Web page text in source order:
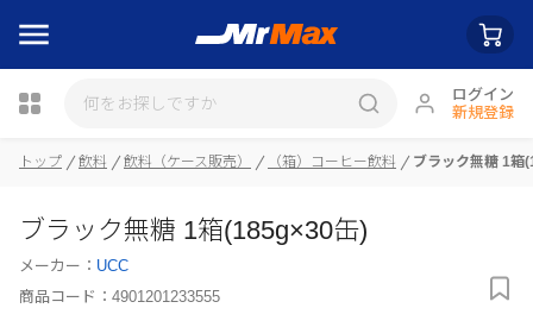
ログイン
新規登録
トップ 飲料 飲料（ケース販売） （箱）コーヒー飲料 ブラック無糖 1箱
ブラック無糖 1箱(185g×30缶)
メーカー： UCC
商品コード： 4901201233555